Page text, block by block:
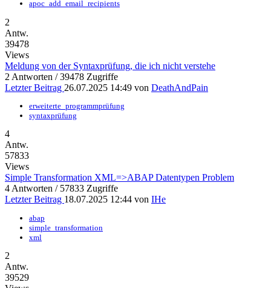
apoc_add_email_recipients
2
Antw.
39478
Views
Meldung von der Syntaxprüfung, die ich nicht verstehe
2 Antworten / 39478 Zugriffe
Letzter Beitrag 26.07.2025 14:49 von DeathAndPain
erweiterte_programmprüfung
syntaxprüfung
4
Antw.
57833
Views
Simple Transformation XML=>ABAP Datentypen Problem
4 Antworten / 57833 Zugriffe
Letzter Beitrag 18.07.2025 12:44 von IHe
abap
simple_transformation
xml
2
Antw.
39529